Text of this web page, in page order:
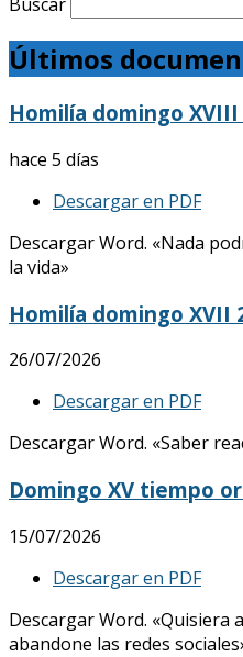
Últimos
Homilía domingo
hace 5 días
Descargar en PDF
Descargar Word. «Nada
la vida»
Homilía domingo XVII
26/07/2026
Descargar en PDF
Descargar Word. «Saber
Domingo XV tiempo
15/07/2026
Descargar en PDF
Descargar Word. «Quisiera
abandone las redes